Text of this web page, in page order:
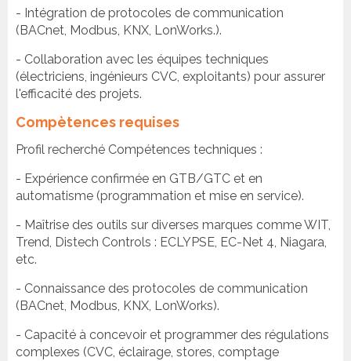
- Intégration de protocoles de communication
(BACnet, Modbus, KNX, LonWorks.).
- Collaboration avec les équipes techniques
(électriciens, ingénieurs CVC, exploitants) pour assurer
l'efficacité des projets.
Compètences requises
Profil recherché Compétences techniques :
- Expérience confirmée en GTB/GTC et en
automatisme (programmation et mise en service).
- Maîtrise des outils sur diverses marques comme WIT,
Trend, Distech Controls : ECLYPSE, EC-Net 4, Niagara,
etc.
- Connaissance des protocoles de communication
(BACnet, Modbus, KNX, LonWorks).
- Capacité à concevoir et programmer des régulations
complexes (CVC, éclairage, stores, comptage